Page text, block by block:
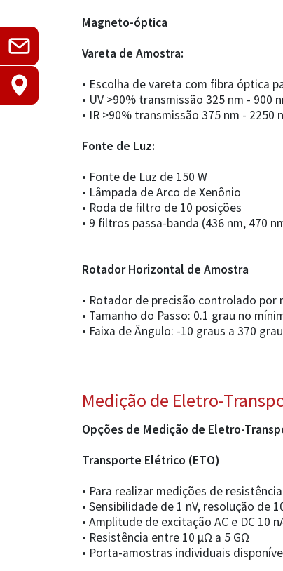
Magneto-óptica
Vareta de Amostra:
• Escolha de vareta com fibra óptica
• UV >90% transmissão 325 nm - 900
• IR >90% transmissão 375 nm - 2250
Fonte de Luz:
• Fonte de Luz de 150 W
• Lâmpada de Arco de Xenônio
• Roda de filtro de 10 posições
• 9 filtros passa-banda (436 nm, 470
Rotador Horizontal de Amostra
• Rotador de precisão controlado por
• Tamanho do Passo: 0.1 grau no
• Faixa de Ângulo: -10 graus a 370
Medição de Eletro-
Opções de Medição de Eletro-
Transporte Elétrico (ETO)
• Para realizar medições de
• Sensibilidade de 1 nV, resolução de
• Amplitude de excitação AC e DC 10
• Resistência entre 10 µΩ a 5 GΩ
• Porta-amostras individuais